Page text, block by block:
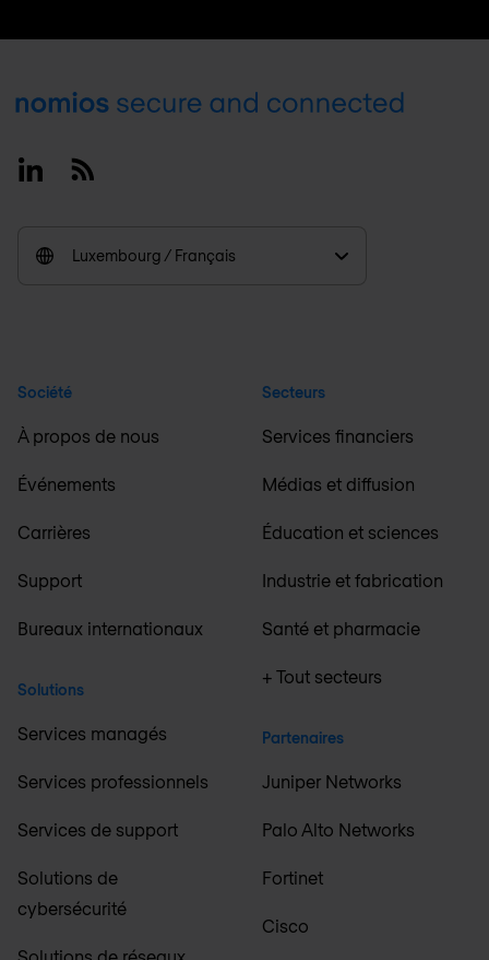
Footer
LinkedinRSS
Luxembourg / Français
Société
À propos de nous
Événements
Carrières
Support
Bureaux internationaux
Solutions
Services managés
Services professionnels
Services de support
Solutions de
cybersécurité
Secteurs
Services financiers
Médias et diffusion
Éducation et sciences
Industrie et fabrication
Santé et pharmacie
+ Tout secteurs
Partenaires
Juniper Networks
Palo Alto Networks
Fortinet
Cisco